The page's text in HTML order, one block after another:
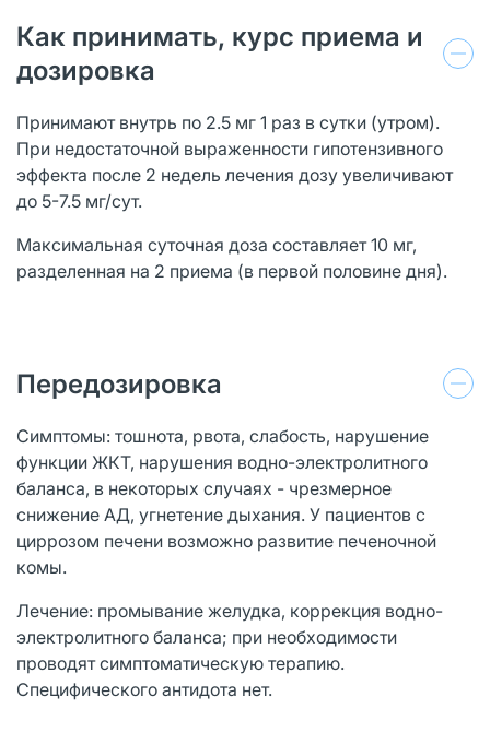
Как принимать, курс приема и
дозировка
Принимают внутрь по 2.5 мг 1 раз в сутки (утром).
При недостаточной выраженности гипотензивного
эффекта после 2 недель лечения дозу увеличивают
до 5-7.5 мг/сут.
Максимальная суточная доза составляет 10 мг,
разделенная на 2 приема (в первой половине дня).
Передозировка
Симптомы: тошнота, рвота, слабость, нарушение
функции ЖКТ, нарушения водно-электролитного
баланса, в некоторых случаях - чрезмерное
снижение АД, угнетение дыхания. У пациентов с
циррозом печени возможно развитие печеночной
комы.
Лечение: промывание желудка, коррекция водно-
электролитного баланса; при необходимости
проводят симптоматическую терапию.
Специфического антидота нет.